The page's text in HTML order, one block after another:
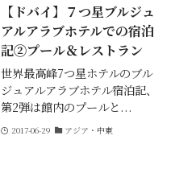
【ドバイ】７つ星ブルジュ
アルアラブホテルでの宿泊
記②プール＆レストラン
世界最高峰7つ星ホテルのブル
ジュアルアラブホテル宿泊記、
第2弾は館内のプールと...
2017-06-29 アジア・中東